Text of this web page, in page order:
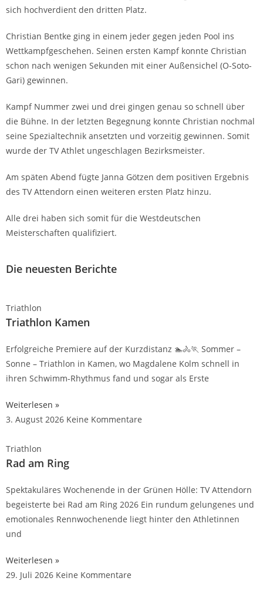
sich hochverdient den dritten Platz.
Christian Bentke ging in einem jeder gegen jeden Pool ins
Wettkampfgeschehen. Seinen ersten Kampf konnte Christian
schon nach wenigen Sekunden mit einer Außensichel (O-Soto-
Gari) gewinnen.
Kampf Nummer zwei und drei gingen genau so schnell über
die Bühne. In der letzten Begegnung konnte Christian nochmal
seine Spezialtechnik ansetzten und vorzeitig gewinnen. Somit
wurde der TV Athlet ungeschlagen Bezirksmeister.
Am späten Abend fügte Janna Götzen dem positiven Ergebnis
des TV Attendorn einen weiteren ersten Platz hinzu.
Alle drei haben sich somit für die Westdeutschen
Meisterschaften qualifiziert.
Die neuesten Berichte
Triathlon
Triathlon Kamen
Erfolgreiche Premiere auf der Kurzdistanz 🏊🚴🏃 Sommer –
Sonne – Triathlon in Kamen, wo Magdalene Kolm schnell in
ihren Schwimm-Rhythmus fand und sogar als Erste
Weiterlesen »
3. August 2026 Keine Kommentare
Triathlon
Rad am Ring
Spektakuläres Wochenende in der Grünen Hölle: TV Attendorn
begeisterte bei Rad am Ring 2026 Ein rundum gelungenes und
emotionales Rennwochenende liegt hinter den Athletinnen
und
Weiterlesen »
29. Juli 2026 Keine Kommentare